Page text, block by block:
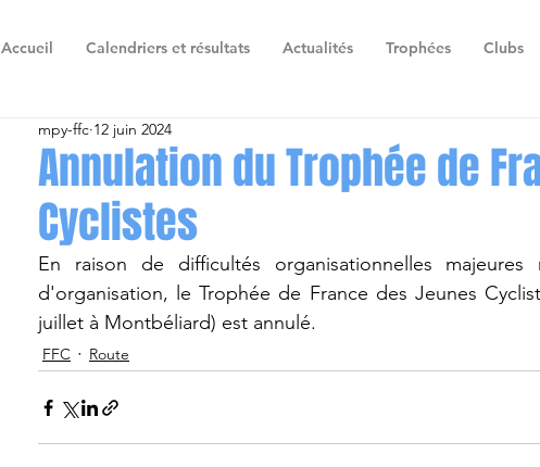
Accueil Calendriers et résultats Actualités Trophées Clubs
Annulation du Trophée de
Cyclistes
mpy-ffc 12 juin 2024
En raison de difficultés organisationnelles
d'organisation, le Trophée de France des Jeunes
juillet à Montbéliard) est annulé.
FFC Route